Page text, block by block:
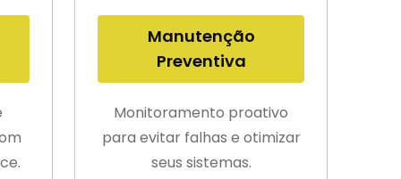
Manutenção
Preventiva
Monitoramento proativo
para evitar falhas e otimizar
seus sistemas.